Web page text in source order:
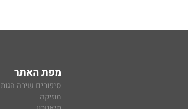
מפת האתר
סיפורים שירה הגות
מוזיקה